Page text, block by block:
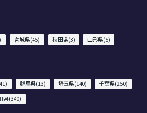
宮城県(45) 秋田県(3)
山形県(5)
群馬県(13) 埼玉県(140)
千葉県(250)
県(340)